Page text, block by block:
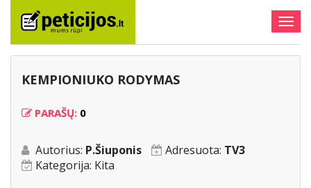
KEMPIONIUKO RODYMAS
PARAŠŲ: 0
Autorius: P.Šiuponis Adresuota: TV3
Kategorija: Kita